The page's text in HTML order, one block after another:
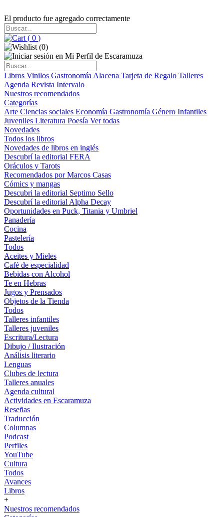
El producto fue agregado correctamente
( 0 )
(0)
Libros Vinilos Gastronomía Alacena Tarjeta de Regalo Talleres
Agenda Revista Intervalo
Nuestros recomendados
Categorías
Arte Ciencias sociales Economía Gastronomía Género Infantiles
Juveniles Literatura Poesía Ver todas
Novedades
Todos los libros
Novedades de libros en inglés
Descubrí la editorial FERA
Oráculos y Tarots
Recomendados por Marcos Casas
Cómics y mangas
Descubri la editorial Septimo Sello
Descubrí la editorial Alpha Decay
Oportunidades en Puck, Titania y Umbriel
Panadería
Cocina
Pastelería
Todos
Aceites y Mieles
Café de especialidad
Bebidas con Alcohol
Te en Hebras
Jugos y Prensados
Objetos de la Tienda
Todos
Talleres infantiles
Talleres juveniles
Escritura/Lectura
Dibujo / Ilustración
Análisis literario
Lenguas
Clubes de lectura
Talleres anuales
Agenda cultural
Actividades en Escaramuza
Reseñas
Traducción
Columnas
Podcast
Perfiles
YouTube
Cultura
Todos
Avances
Libros
+
Nuestros recomendados